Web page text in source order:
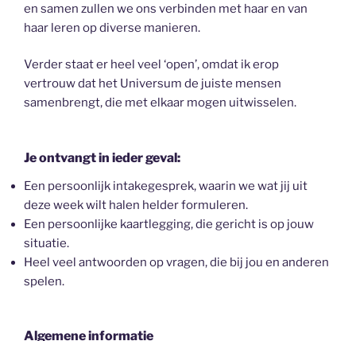
en samen zullen we ons verbinden met haar en van
haar leren op diverse manieren.
Verder staat er heel veel ‘open’, omdat ik erop
vertrouw dat het Universum de juiste mensen
samenbrengt, die met elkaar mogen uitwisselen.
Je ontvangt in ieder geval:
Een persoonlijk intakegesprek, waarin we wat jij uit
deze week wilt halen helder formuleren.
Een persoonlijke kaartlegging, die gericht is op jouw
situatie.
Heel veel antwoorden op vragen, die bij jou en anderen
spelen.
Algemene informatie